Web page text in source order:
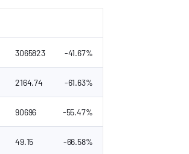
3065823 -41.67%
2164.74 -61.63%
90696 -55.47%
49.15 -66.58%